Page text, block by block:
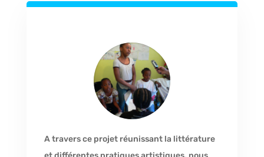
A travers ce projet réunissant la littérature